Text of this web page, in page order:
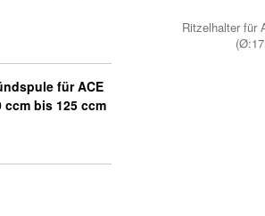
TEILE 350CCM
für ACE
ccm bis 125 ccm
Ritzelhalter für